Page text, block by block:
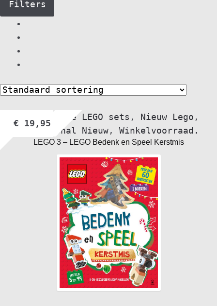
Filters
Alle nieuwe LEGO sets , Nieuw Lego ,
Promotional Nieuw , Winkelvoorraad.
LEGO 3 – LEGO Bedenk en Speel Kerstmis
€ 19,95